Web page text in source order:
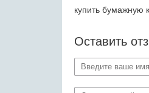
купить бумажную
Оставить